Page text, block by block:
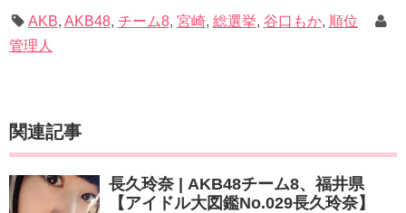
AKB, AKB48, チーム8, 宮崎, 総選挙, 谷口もか, 順位
管理人
関連記事
長久玲奈 | AKB48チーム8、福井県
【アイドル大図鑑No.029長久玲奈】